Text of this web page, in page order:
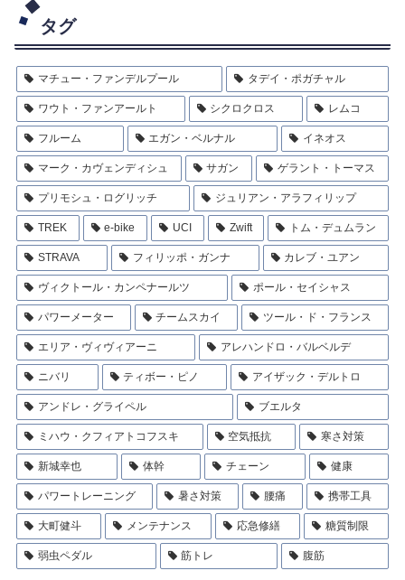
タグ
マチュー・ファンデルプール タデイ・ポガチャル
ワウト・ファンアールト シクロクロス レムコ
フルーム エガン・ベルナル イネオス
マーク・カヴェンディシュ サガン ゲラント・トーマス
プリモシュ・ログリッチ ジュリアン・アラフィリップ
TREK e-bike UCI Zwift トム・デュムラン
STRAVA フィリッポ・ガンナ カレブ・ユアン
ヴィクトール・カンペナールツ ポール・セイシャス
パワーメーター チームスカイ ツール・ド・フランス
エリア・ヴィヴィアーニ アレハンドロ・バルベルデ
ニバリ ティボー・ピノ アイザック・デルトロ
アンドレ・グライペル ブエルタ
ミハウ・クフィアトコフスキ 空気抵抗 寒さ対策
新城幸也 体幹 チェーン 健康
パワートレーニング 暑さ対策 腰痛 携帯工具
大町健斗 メンテナンス 応急修繕 糖質制限
弱虫ペダル 筋トレ 腹筋